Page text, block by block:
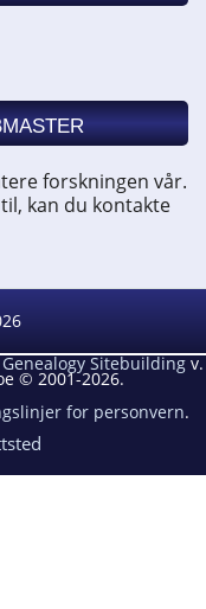
forskningen vår.
kan du kontakte
Sitebuilding v.
© 2001-2026.
for personvern.